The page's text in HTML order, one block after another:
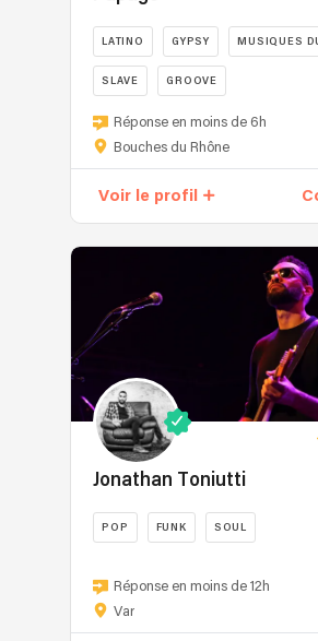
ambiance
chaleureuse
chic
originale
qui
vos
LATINO GYPSY MUSIQUES
SLAVE GROOVE
"Papago"
vous
répertoire
unique
musiques
du
monde,
qui
séduira
large
public,
le
latino
Réponse en moins de 6h
Bouches du Rhône
Voir le profil
Jonathan Toniutti
POP FUNK SOUL
propose
des
reprises
Réponse en moins de 12h
Var